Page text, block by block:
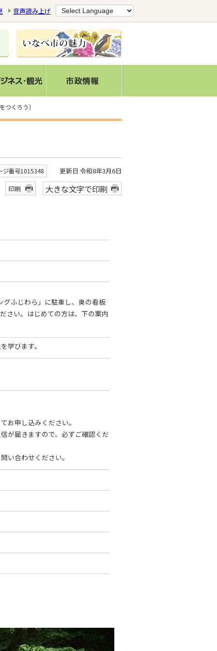
音声読み上げ
くろう〕
ジ番号1015348
更新日 令和8年3月6日
印刷
大きな文字で印刷
ふじわら」に駐車し、奥の看板
さい。はじめての方は、下の案内
学びます。
お申し込みください。
が届きますので、必ずご確認くだ
い合わせください。